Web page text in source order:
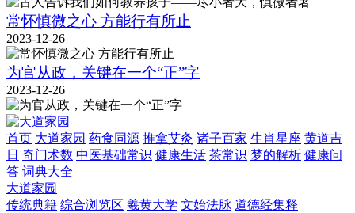
常怀慎微之心 方能行有所止
2023-12-26
为官从政，关键在一个“正”字
2023-12-26
首页 大道家园 药食同源 推拿艾灸 诸子百家 生肖星座 黄道吉
日 奇门术数 中医基础常识 健康生活 茶常识 梦的解析 健康问
答 词典大全
大道家园
传统典籍 综合浏览区 羲黄大学 文始法脉 道德经集释